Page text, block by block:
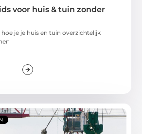
voor huis & tuin zonder
hoe je je huis en tuin overzichtelijk